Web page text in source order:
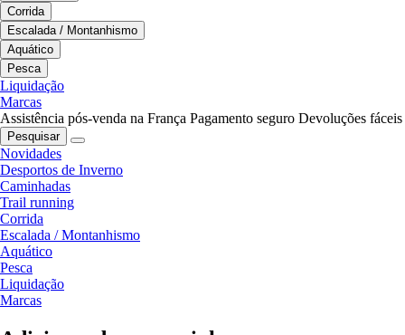
Corrida
Escalada / Montanhismo
Aquático
Pesca
Liquidação
Marcas
Assistência pós-venda na França Pagamento seguro Devoluções fáceis
Pesquisar
Novidades
Desportos de Inverno
Caminhadas
Trail running
Corrida
Escalada / Montanhismo
Aquático
Pesca
Liquidação
Marcas